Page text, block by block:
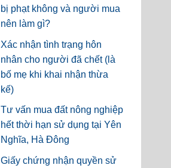
bị phạt không và người mua
nên làm gì?
Xác nhận tình trạng hôn
nhân cho người đã chết (là
bố mẹ khi khai nhận thừa
kế)
Tư vấn mua đất nông nghiệp
hết thời hạn sử dụng tại Yên
Nghĩa, Hà Đông
Giấy chứng nhận quyền sử